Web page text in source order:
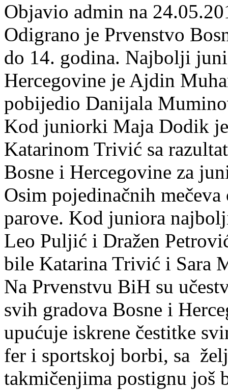
Objavio admin na
Odigrano je Prvenstvo
do 14. godina. Najbolji
Hercegovine je Ajdin
pobijedio Danijala
Kod juniorki Maja Dodik
Katarinom Trivić sa
Bosne i Hercegovine za
Osim pojedinačnih
parove. Kod juniora
Leo Puljić i Dražen
bile Katarina Trivić i Sara
Na Prvenstvu BiH su
svih gradova Bosne i
upućuje iskrene čestitke
fer i sportskoj borbi, sa
takmičenjima postignu još